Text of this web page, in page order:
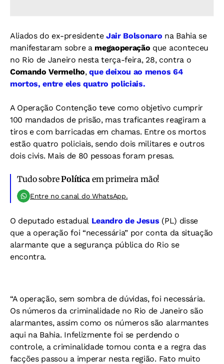
Aliados do ex-presidente Jair Bolsonaro na Bahia se
manifestaram sobre a megaoperação que aconteceu
no Rio de Janeiro nesta terça-feira, 28, contra o
Comando Vermelho, que deixou ao menos 64
mortos, entre eles quatro policiais.
A Operação Contenção teve como objetivo cumprir
100 mandados de prisão, mas traficantes reagiram a
tiros e com barricadas em chamas. Entre os mortos
estão quatro policiais, sendo dois militares e outros
dois civis. Mais de 80 pessoas foram presas.
Tudo sobrePolítica em primeira mão!
Entre no canal do WhatsApp.
O deputado estadual Leandro de Jesus (PL) disse
que a operação foi “necessária” por conta da situação
alarmante que a segurança pública do Rio se
encontra.
“A operação, sem sombra de dúvidas, foi necessária.
Os números da criminalidade no Rio de Janeiro são
alarmantes, assim como os números são alarmantes
aqui na Bahia. Infelizmente foi se perdendo o
controle, a criminalidade tomou conta e a regra das
facções passou a imperar nesta região. Fato muito